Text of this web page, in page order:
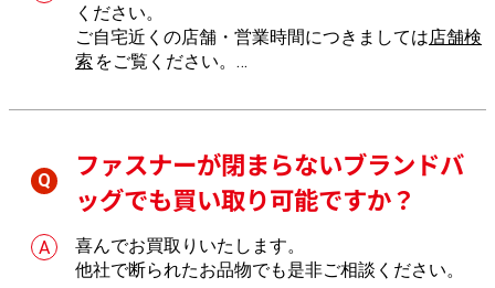
ください。
ご自宅近くの店舗・営業時間につきましては店舗検
索 をご覧ください。
いただけます。
ファスナーが閉まらないブランドバ
ッグでも買い取り可能ですか？
喜んでお買取りいたします。
他社で断られたお品物でも是非ご相談ください。